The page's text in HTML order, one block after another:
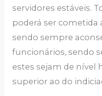
servidores estáveis.
poderá ser
sendo sempre
funcionários, sendo
estes sejam de nível
superior ao do